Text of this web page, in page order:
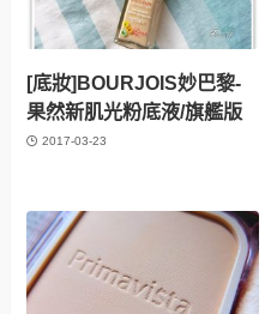
[底妝]BOURJOIS妙巴黎-
果然新肌光粉底液/旗艦版
2017-03-23